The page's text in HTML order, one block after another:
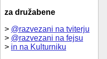
za družabene
> @razvezani na tviterju
> @razvezani na fejsu
> in na Kulturniku